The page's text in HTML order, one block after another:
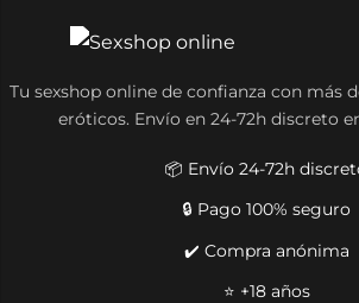
Tu sexshop online de confianza con más
eróticos. Envío en 24-72h discreto
📦 Envío 24-72h
🔒 Pago 100% seguro
✔️ Compra anónima
⭐ +18 años